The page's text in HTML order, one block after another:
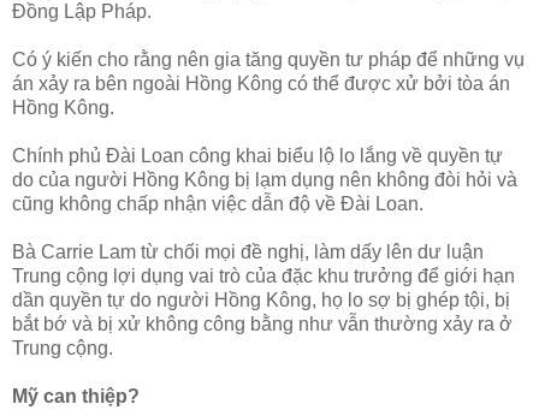
Đồng Lập Pháp.
Có ý kiến cho rằng nên gia tăng quyền tư pháp để những vụ
án xảy ra bên ngoài Hồng Kông có thể được xử bởi tòa án
Hồng Kông.
Chính phủ Đài Loan công khai biểu lộ lo lắng về quyền tự
do của người Hồng Kông bị lạm dụng nên không đòi hỏi và
cũng không chấp nhận việc dẫn độ về Đài Loan.
Bà Carrie Lam từ chối mọi đề nghị, làm dấy lên dư luận
Trung cộng lợi dụng vai trò của đặc khu trưởng để giới hạn
dần quyền tự do người Hồng Kông, họ lo sợ bị ghép tội, bị
bắt bớ và bị xử không công bằng như vẫn thường xảy ra ở
Trung cộng.
Mỹ can thiệp?